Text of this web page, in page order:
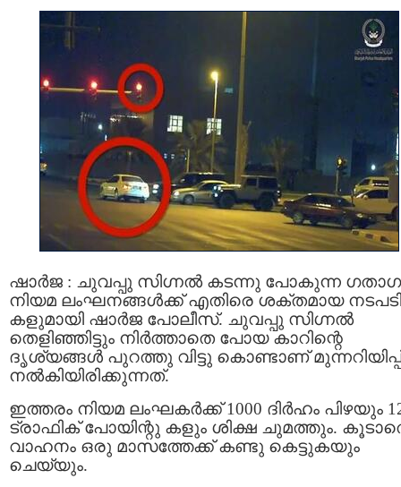
ഷാർജ : ചുവപ്പു സിഗ്നൽ കടന്നു പോകുന്ന
നിയമ ലംഘനങ്ങൾക്ക് എതിരെ ശക്തമായ നടപടി
കളുമായി ഷാർജ പോലീസ്. ചുവപ്പു സിഗ്നൽ
തെളിഞ്ഞിട്ടും നിർത്താതെ പോയ കാറിന്റെ
ദൃശ്യങ്ങൾ പുറത്തു വിട്ടു കൊണ്ടാണ് മുന്നറിയിപ്പ്
നൽകിയിരിക്കുന്നത്.
ഇത്തരം നിയമ ലംഘകർക്ക് 1000 ദിർഹം പിഴയും
ട്രാഫിക് പോയിന്റു കളും ശിക്ഷ ചുമത്തും.
വാഹനം ഒരു മാസത്തേക്ക് കണ്ടു കെട്ടുകയും
ചെയ്യും.